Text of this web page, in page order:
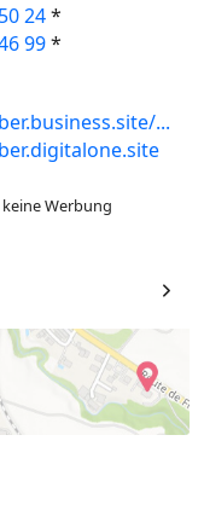
24*
99*
...
Werbung